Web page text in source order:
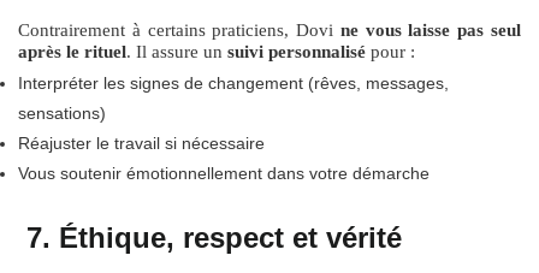
Contrairement à certains praticiens, Dovi ne vous laisse pas seul
après le rituel. Il assure un suivi personnalisé pour :
Interpréter les signes de changement (rêves, messages,
sensations)
Réajuster le travail si nécessaire
Vous soutenir émotionnellement dans votre démarche
7. Éthique, respect et vérité